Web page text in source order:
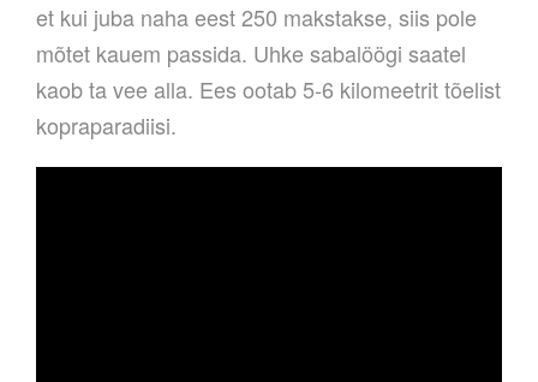
et kui juba naha eest 250 makstakse, siis pole
mõtet kauem passida. Uhke sabalöögi saatel
kaob ta vee alla. Ees ootab 5-6 kilomeetrit tõelist
kopraparadiisi.